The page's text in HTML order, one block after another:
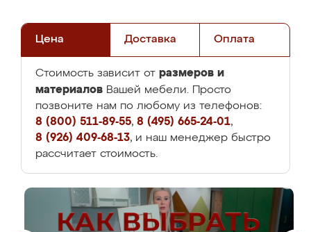
Цена Доставка Оплата
Стоимость зависит от размеров и
материалов Вашей мебели. Просто
позвоните нам по любому из телефонов:
8 (800) 511-89-55, 8 (495) 665-24-01,
8 (926) 409-68-13, и наш менеджер быстро
рассчитает стоимость.